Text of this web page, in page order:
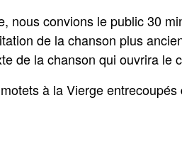
nous convions le public 30
de la chanson plus
de la chanson qui ouvrira le
à la Vierge